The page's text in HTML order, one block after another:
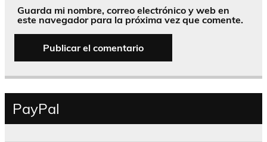
Guarda mi nombre, correo electrónico y web en
este navegador para la próxima vez que comente.
PayPal